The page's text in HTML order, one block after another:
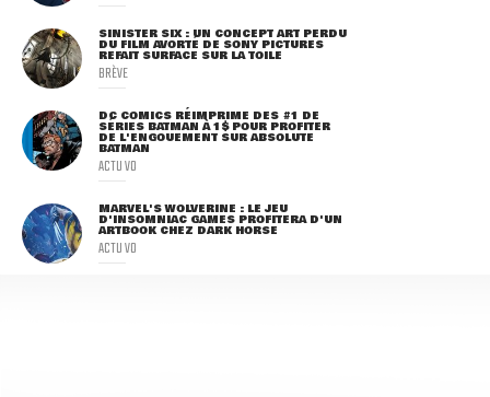
SINISTER SIX : UN CONCEPT ART PERDU
DU FILM AVORTÉ DE SONY PICTURES
REFAIT SURFACE SUR LA TOILE
BRÈVE
DC COMICS RÉIMPRIME DES #1 DE
SÉRIES BATMAN À 1$ POUR PROFITER
DE L'ENGOUEMENT SUR ABSOLUTE
BATMAN
ACTU VO
MARVEL'S WOLVERINE : LE JEU
D'INSOMNIAC GAMES PROFITERA D'UN
ARTBOOK CHEZ DARK HORSE
ACTU VO